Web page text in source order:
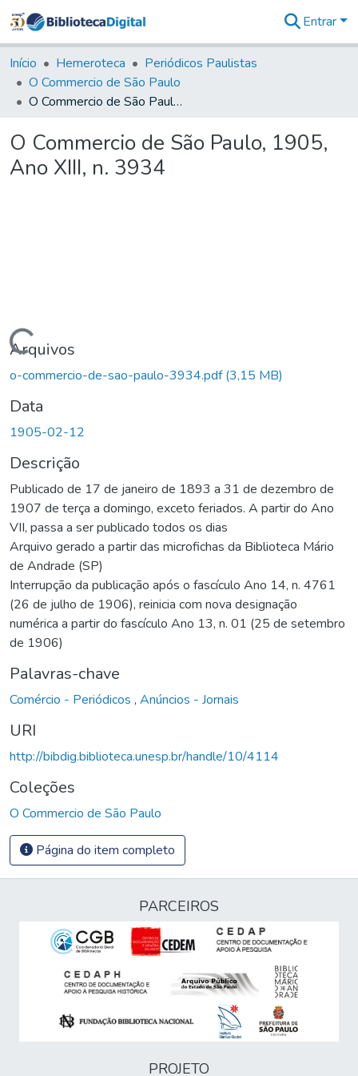
&
Coleções
Tudo na
Biblioteca
Estatísticas
Entrar
Início Hemeroteca
Periódicos Paulistas
O Commercio de São Paulo
O Commercio de São Paulo, 1905, Ano XIII, n. 3934
O Commercio de São Paulo, 1905,
Ano XIII, n. 3934
Carregando...
Arquivos
o-commercio-de-sao-paulo-3934.pdf(3,15 MB)
Data
1905-02-12
Descrição
Publicado de 17 de janeiro de 1893 a 31 de dezembro de
1907 de terça a domingo, exceto feriados. A partir do Ano
VII, passa a ser publicado todos os dias
Arquivo gerado a partir das microfichas da Biblioteca Mário
de Andrade (SP)
Interrupção da publicação após o fascículo Ano 14, n. 4761
(26 de julho de 1906), reinicia com nova designação
numérica a partir do fascículo Ano 13, n. 01 (25 de setembro
de 1906)
Palavras-chave
Comércio - Periódicos , Anúncios - Jornais
URI
http://bibdig.biblioteca.unesp.br/handle/10/4114
Coleções
O Commercio de São Paulo
Página do item completo
PARCEIROS
PROJETO